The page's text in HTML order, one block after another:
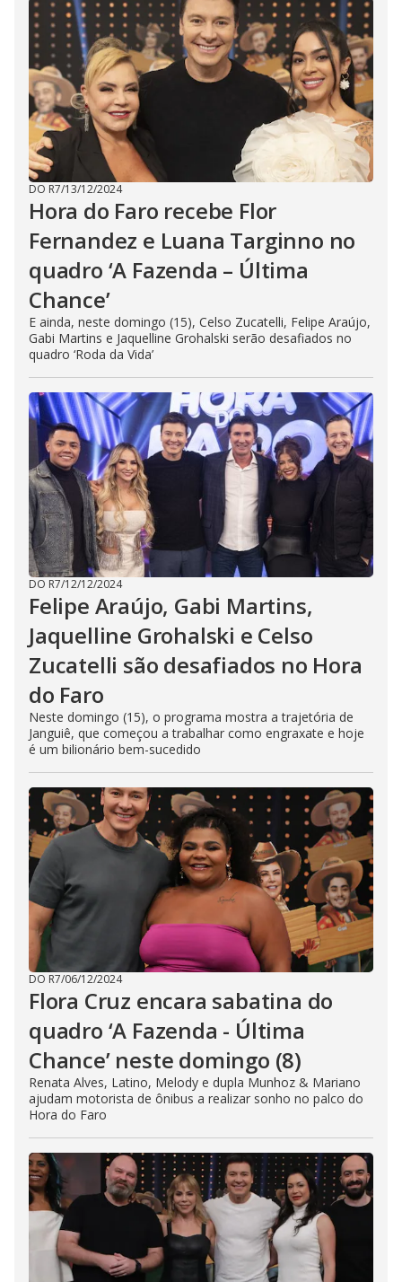
DO R7/13/12/2024
Hora do Faro recebe Flor
Fernandez e Luana Targinno no
quadro ‘A Fazenda – Última
Chance’
E ainda, neste domingo (15), Celso Zucatelli, Felipe Araújo,
Gabi Martins e Jaquelline Grohalski serão desafiados no
quadro ‘Roda da Vida’
DO R7/12/12/2024
Felipe Araújo, Gabi Martins,
Jaquelline Grohalski e Celso
Zucatelli são desafiados no Hora
do Faro
Neste domingo (15), o programa mostra a trajetória de
Janguiê, que começou a trabalhar como engraxate e hoje
é um bilionário bem-sucedido
DO R7/06/12/2024
Flora Cruz encara sabatina do
quadro ‘A Fazenda - Última
Chance’ neste domingo (8)
Renata Alves, Latino, Melody e dupla Munhoz & Mariano
ajudam motorista de ônibus a realizar sonho no palco do
Hora do Faro